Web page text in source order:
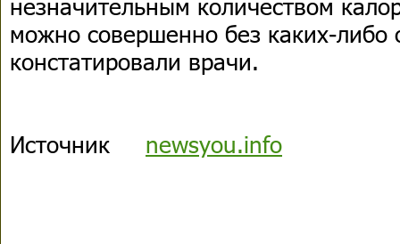
можно совершенно без каких-
констатировали врачи.
Источник newsyou.info